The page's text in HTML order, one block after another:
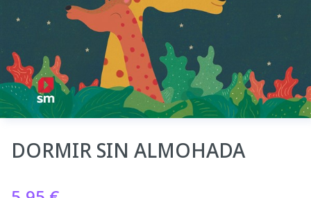
DORMIR SIN ALMOHADA